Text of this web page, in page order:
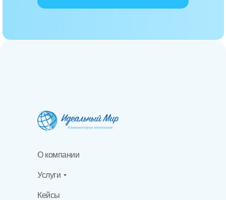
Услуги
О компании
Кейсы